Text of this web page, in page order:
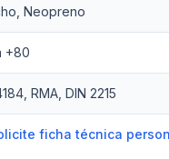
Neopreno
+80
RMA, DIN 2215
ficha técnica